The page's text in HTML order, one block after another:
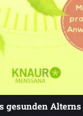
gesunden Alterns